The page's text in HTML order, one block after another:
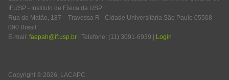
IFUSP - Instituto de Física da USP
Rua do Matão, 187 – Travessa R - Cidade Universitária São Paulo 05508 –
090 Brasil
E-mail: faepah@if.usp.br| Telefone: (11) 3091-6939 | Login
Copyright © 2026, LACAPC